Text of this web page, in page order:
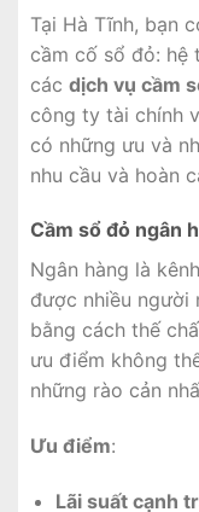
Tại Hà Tĩnh, bạn
cầm cố sổ đỏ: hệ
các dịch vụ cầm
công ty tài chính
có những ưu và
nhu cầu và hoàn
Cầm sổ đỏ ngân
Ngân hàng là
được nhiều người
bằng cách thế
ưu điểm không
những rào cản
Ưu điểm:
Lãi suất cạnh